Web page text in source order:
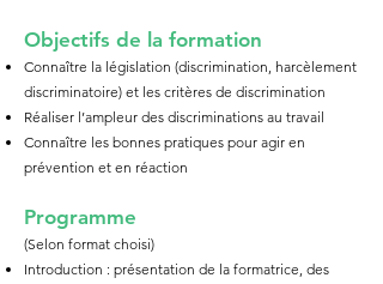
Objectifs de la formation
Connaître la législation (discrimination, harcèlement
discriminatoire) et les critères de discrimination
Réaliser l’ampleur des discriminations au travail
Connaître les bonnes pratiques pour agir en
prévention et en réaction
Programme
(Selon format choisi)
Introduction : présentation de la formatrice, des